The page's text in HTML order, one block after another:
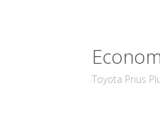
Toyota Prius